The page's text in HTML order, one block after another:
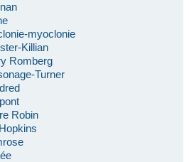
myoclonie
Killian
Romberg
Turner
Robin